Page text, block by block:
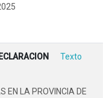
Texto
EN LA PROVINCIA DE